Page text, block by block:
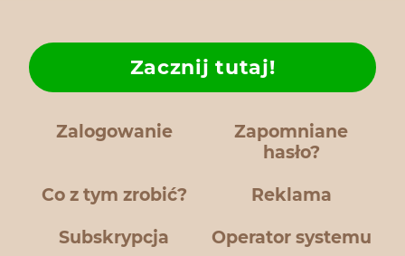
Zalogowanie
Zapomniane
hasło?
Co z tym zrobić?
Zacznij tutaj!
Reklama
Subskrypcja Operator systemu